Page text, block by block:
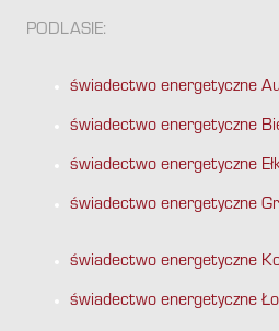
PODLASIE:
świadectwo energetyczne
świadectwo energetyczne
świadectwo energetyczne
świadectwo energetyczne
świadectwo energetyczne
świadectwo energetyczne